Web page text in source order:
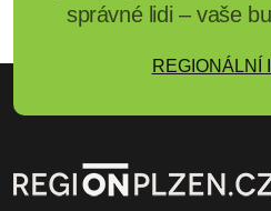
správné lidi – vaše
REGIONÁLNÍ